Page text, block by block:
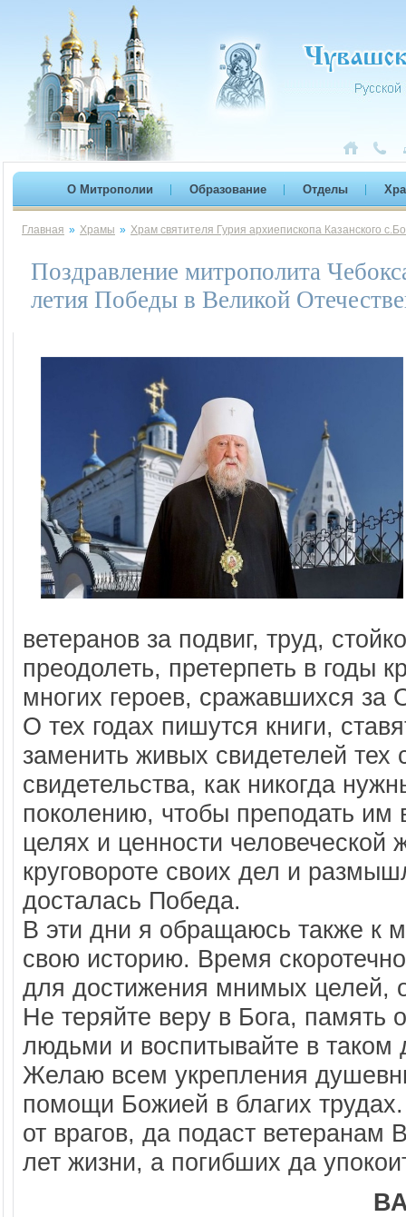
О Митрополии Образование Отделы
Главная » Храмы » Храм святителя Гурия архиепископа Казанского
Поздравление митрополита
летия Победы в Великой
ветеранов за подвиг, труд,
преодолеть, претерпеть в годы
многих героев, сражавшихся за
О тех годах пишутся книги,
заменить живых свидетелей
свидетельства, как никогда
поколению, чтобы преподать им
целях и ценности человеческой
круговороте своих дел и
досталась Победа.
В эти дни я обращаюсь также к
свою историю. Время
для достижения мнимых целей,
Не теряйте веру в Бога,
людьми и воспитывайте в таком
Желаю всем укрепления
помощи Божией в благих
от врагов, да подаст ветеранам
лет жизни, а погибших да